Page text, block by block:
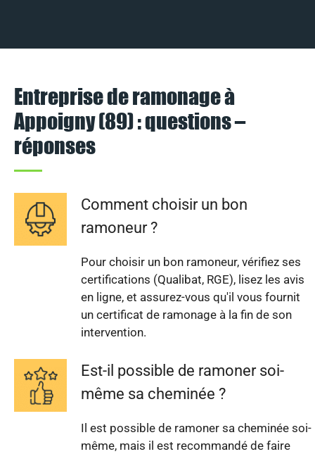
Entreprise de ramonage à
Appoigny (89) : questions –
réponses
Comment choisir un bon
ramoneur ?
Pour choisir un bon ramoneur, vérifiez ses
certifications (Qualibat, RGE), lisez les avis
en ligne, et assurez-vous qu'il vous fournit
un certificat de ramonage à la fin de son
intervention.
Est-il possible de ramoner soi-
même sa cheminée ?
Il est possible de ramoner sa cheminée soi-
même, mais il est recommandé de faire